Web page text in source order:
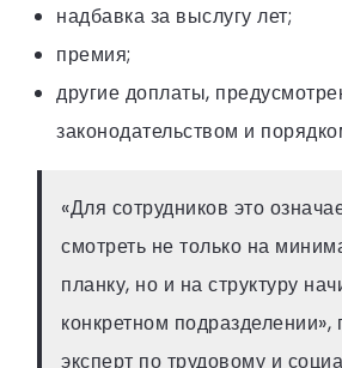
надбавка за выслугу лет;
премия;
другие доплаты,
законодательством и
«Для сотрудников это
смотреть не только на
планку, но и на структуру
конкретном подразделении»,
эксперт по трудовому и